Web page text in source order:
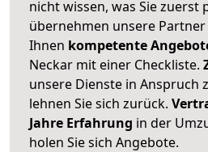
nicht wissen, was Sie zuerst
übernehmen unsere
Ihnen kompetente
Neckar mit einer Checkliste.
unsere Dienste in Anspruch
lehnen Sie sich zurück.
Jahre Erfahrung in der
holen Sie sich Angebote.